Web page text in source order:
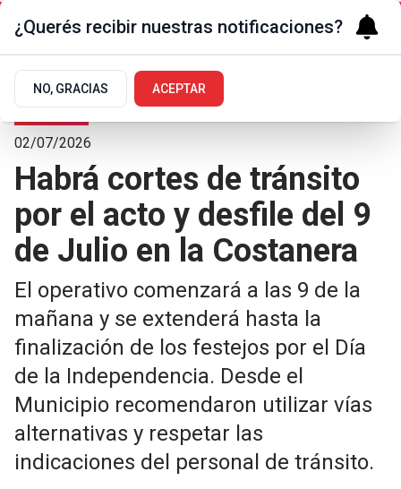
La Ciudad
02/07/2026
Habrá cortes de tránsito
por el acto y desfile del 9
de Julio en la Costanera
El operativo comenzará a las 9 de la
mañana y se extenderá hasta la
finalización de los festejos por el Día
de la Independencia. Desde el
Municipio recomendaron utilizar vías
alternativas y respetar las
indicaciones del personal de tránsito.
¿Querés recibir nuestras notificaciones?
NO, GRACIAS ACEPTAR